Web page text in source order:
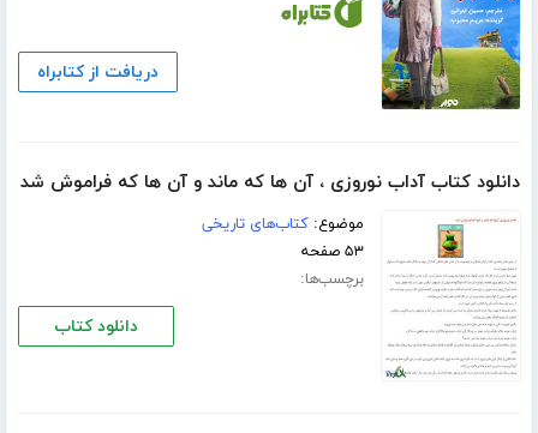
دریافت از کتابراه
دانلود کتاب آداب نوروزی ، آن ها که ماند و آن ها که فراموش شد
موضوع:کتاب‌های تاریخی
۵۳ صفحه
برچسب‌ها:
دانلود کتاب